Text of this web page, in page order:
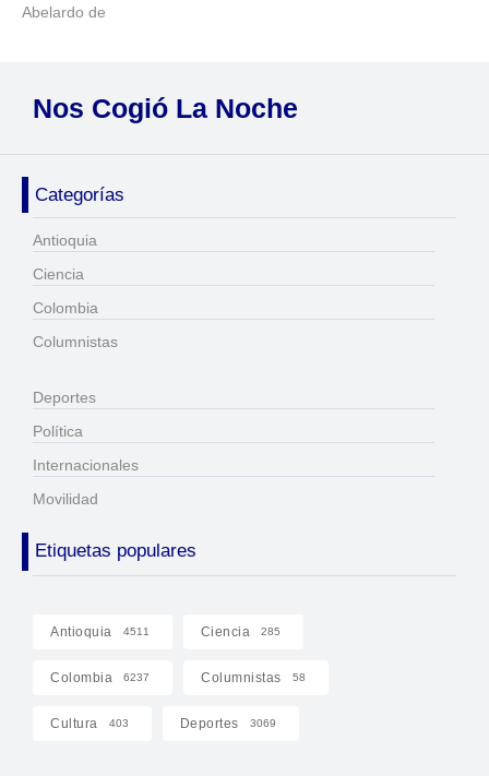
Abelardo de
Nos Cogió La Noche
Categorías
Antioquia
Ciencia
Colombia
Columnistas
Deportes
Política
Internacionales
Movilidad
Etiquetas populares
Antioquia 4511 Ciencia 285
Colombia 6237 Columnistas 58
Cultura 403 Deportes 3069